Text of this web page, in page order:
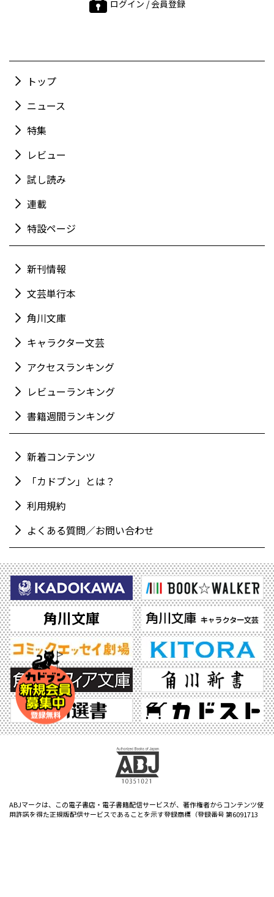
ログイン / 会員登録
トップ
ニュース
特集
レビュー
試し読み
連載
特設ページ
新刊情報
文芸単行本
角川文庫
キャラクター文芸
アクセスランキング
レビューランキング
書籍週間ランキング
新着コンテンツ
「カドブン」とは？
利用規約
よくある質問／お問い合わせ
ABJマークは、この電子書店・電子書籍配信サービスが、著作権者からコンテンツ使
用許諾を得た正規版配信サービスであることを示す登録商標（登録番号 第6091713